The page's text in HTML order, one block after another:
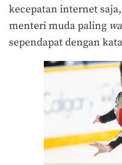
kecepatan internet
menteri muda paling
sependapat dengan